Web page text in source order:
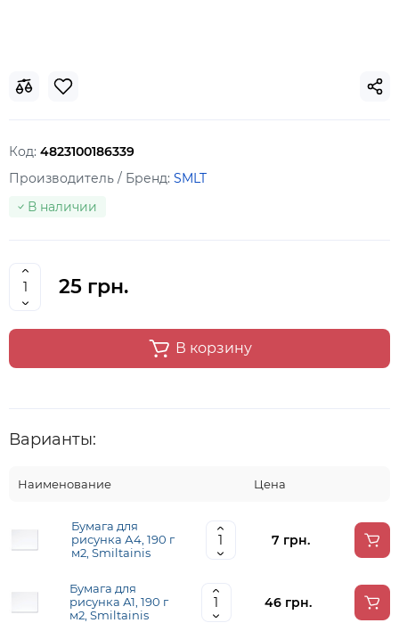
Код: 4823100186339
Производитель / Бренд: SMLT
В наличии
25 грн.
В корзину
Варианты:
Наименование Цена
Бумага для
рисунка А4, 190 г
м2, Smiltainis
7 грн.
Бумага для
рисунка А1, 190 г
м2, Smiltainis
46 грн.